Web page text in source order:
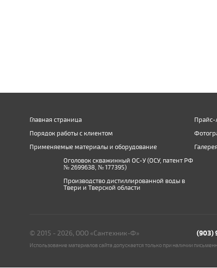
Главная страница
Порядок работы с клиентом
Применяемые материалы и оборудование
Прайс-
Оголовок скважинный ОС-У (ОСУ, патент РФ
№ 2699638, № 177395)
Производство дистиллированной воды в
Твери и Тверской области
© 2015 - 2026, ООО «Сантехник-Ф» (903)
Использование материалов сайта допускается только при наличии